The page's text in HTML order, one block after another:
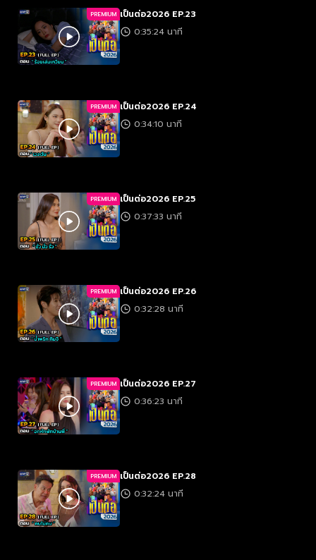
PREMIUM เป็นต่อ2026 EP.23
0:35:24 นาที
PREMIUM เป็นต่อ2026 EP.24
0:34:10 นาที
PREMIUM เป็นต่อ2026 EP.25
0:37:33 นาที
PREMIUM เป็นต่อ2026 EP.26
0:32:28 นาที
PREMIUM เป็นต่อ2026 EP.27
0:36:23 นาที
PREMIUM เป็นต่อ2026 EP.28
0:32:24 นาที